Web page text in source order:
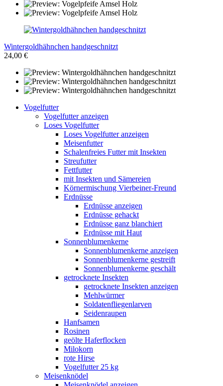
Wintergoldhähnchen handgeschnitzt
24,00 €
Vogelfutter
Vogelfutter anzeigen
Loses Vogelfutter
Loses Vogelfutter anzeigen
Meisenfutter
Schalenfreies Futter mit Insekten
Streufutter
Fettfutter
mit Insekten und Sämereien
Körnermischung Vierbeiner-Freund
Erdnüsse
Erdnüsse anzeigen
Erdnüsse gehackt
Erdnüsse ganz blanchiert
Erdnüsse mit Haut
Sonnenblumenkerne
Sonnenblumenkerne anzeigen
Sonnenblumenkerne gestreift
Sonnenblumenkerne geschält
getrocknete Insekten
getrocknete Insekten anzeigen
Mehlwürmer
Soldatenfliegenlarven
Seidenraupen
Hanfsamen
Rosinen
geölte Haferflocken
Milokorn
rote Hirse
Vogelfutter 25 kg
Meisenknödel